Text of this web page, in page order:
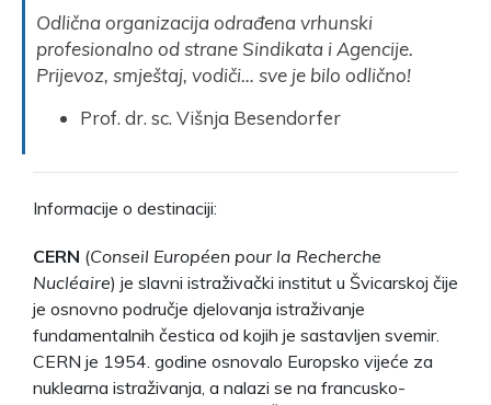
Odlična organizacija odrađena vrhunski
profesionalno od strane Sindikata i Agencije.
Prijevoz, smještaj, vodiči… sve je bilo odlično!
Prof. dr. sc. Višnja Besendorfer
Informacije o destinaciji:
CERN (Conseil Européen pour la Recherche
Nucléaire) je slavni istraživački institut u Švicarskoj čije
je osnovno područje djelovanja istraživanje
fundamentalnih čestica od kojih je sastavljen svemir.
CERN je 1954. godine osnovalo Europsko vijeće za
nuklearna istraživanja, a nalazi se na francusko-